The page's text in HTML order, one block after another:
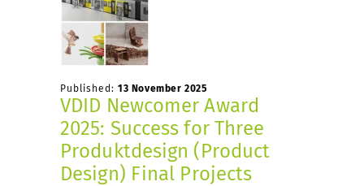
Published: 13 November 2025
VDID Newcomer Award
2025: Success for Three
Produktdesign (Product
Design) Final Projects